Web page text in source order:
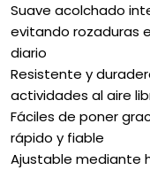
Suave acolchado
evitando rozaduras
diario
Resistente y
actividades al aire
Fáciles de poner
rápido y fiable
Ajustable mediante